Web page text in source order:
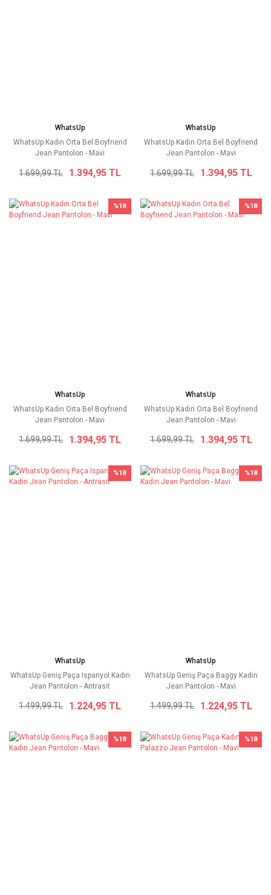
WhatsUp
WhatsUp Kadın Orta Bel Boyfriend
Jean Pantolon - Mavi
1.699,99 TL 1.394,95 TL
WhatsUp
WhatsUp Kadın Orta Bel Boyfriend
Jean Pantolon - Mavi
1.699,99 TL 1.394,95 TL
%18
WhatsUp
WhatsUp Kadın Orta Bel Boyfriend
Jean Pantolon - Mavi
1.699,99 TL 1.394,95 TL
%18
WhatsUp
WhatsUp Kadın Orta Bel Boyfriend
Jean Pantolon - Mavi
1.699,99 TL 1.394,95 TL
%18
WhatsUp
WhatsUp Geniş Paça Ispanyol Kadın
Jean Pantolon - Antrasit
1.499,99 TL 1.224,95 TL
%18
WhatsUp
WhatsUp Geniş Paça Baggy Kadın
Jean Pantolon - Mavi
1.499,99 TL 1.224,95 TL
%18 %18